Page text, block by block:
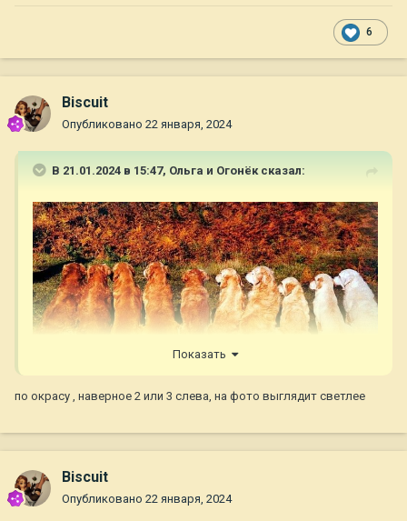
6
Biscuit
Опубликовано 22 января, 2024
В 21.01.2024 в 15:47, Ольга и Огонёксказал:
Показать
по окрасу , наверное 2 или 3 слева, на фото выглядит светлее
Biscuit
Опубликовано 22 января, 2024